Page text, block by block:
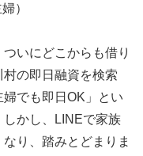
）
いにどこからも借り
の即日融資を検索
でも即日OK」とい
しかし、LINEで家族
り、踏みとどまりま